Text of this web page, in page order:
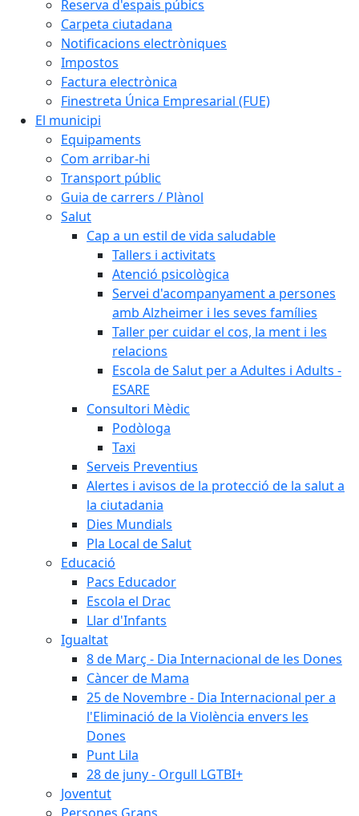
Reserva d'espais púbics
Carpeta ciutadana
Notificacions electròniques
Impostos
Factura electrònica
Finestreta Única Empresarial (FUE)
El municipi
Equipaments
Com arribar-hi
Transport públic
Guia de carrers / Plànol
Salut
Cap a un estil de vida saludable
Tallers i activitats
Atenció psicològica
Servei d'acompanyament a persones
amb Alzheimer i les seves famílies
Taller per cuidar el cos, la ment i les
relacions
Escola de Salut per a Adultes i Adults -
ESARE
Consultori Mèdic
Podòloga
Taxi
Serveis Preventius
Alertes i avisos de la protecció de la salut a
la ciutadania
Dies Mundials
Pla Local de Salut
Educació
Pacs Educador
Escola el Drac
Llar d'Infants
Igualtat
8 de Març - Dia Internacional de les Dones
Càncer de Mama
25 de Novembre - Dia Internacional per a
l'Eliminació de la Violència envers les
Dones
Punt Lila
28 de juny - Orgull LGTBI+
Joventut